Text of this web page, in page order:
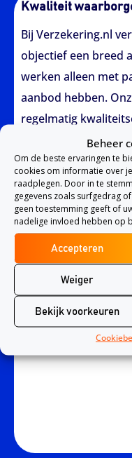
Beheer
Om de beste ervaringen te
cookies om informatie over
raadplegen. Door in te
gegevens zoals surfgedrag
geen toestemming geeft of
nadelige invloed hebben op
Accepteren
Weiger
Bekijk voorkeuren
Kwaliteit
Bij Verzekering.nl
objectief een breed
werken alleen met
aanbod hebben.
regelmatig
vertrouwen op de
die we aanbieden.
Voordelen van
Altijd een
Snel de
Gegarandeerd